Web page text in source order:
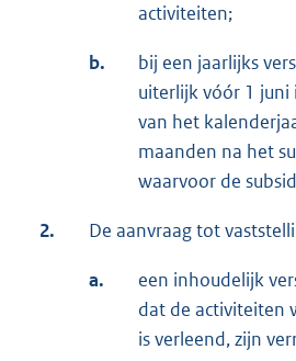
activiteiten;
b.
bij een jaarlijks
uiterlijk vóór 1
van het
maanden na het
waarvoor de
2. De aanvraag tot
a.
een inhoudelijk
dat de activiteiten
is verleend, zijn